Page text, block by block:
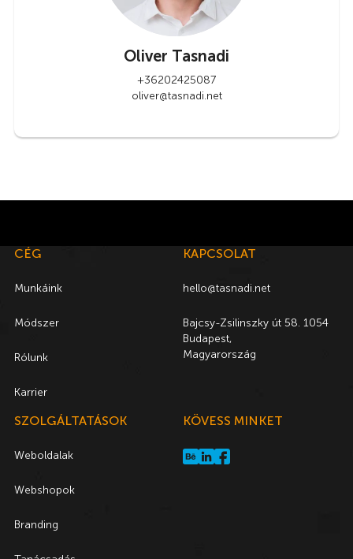
Oliver Tasnadi
+36202425087
oliver@tasnadi.net
SZOLGÁLTATÁSOK
Weboldalak
Webshopok
Branding
CÉG
Munkáink
Módszer
Rólunk
Karrier
KAPCSOLAT
hello@tasnadi.net
Bajcsy-Zsilinszky út 58. 1054
Budapest,
Magyarország
KÖVESS MINKET